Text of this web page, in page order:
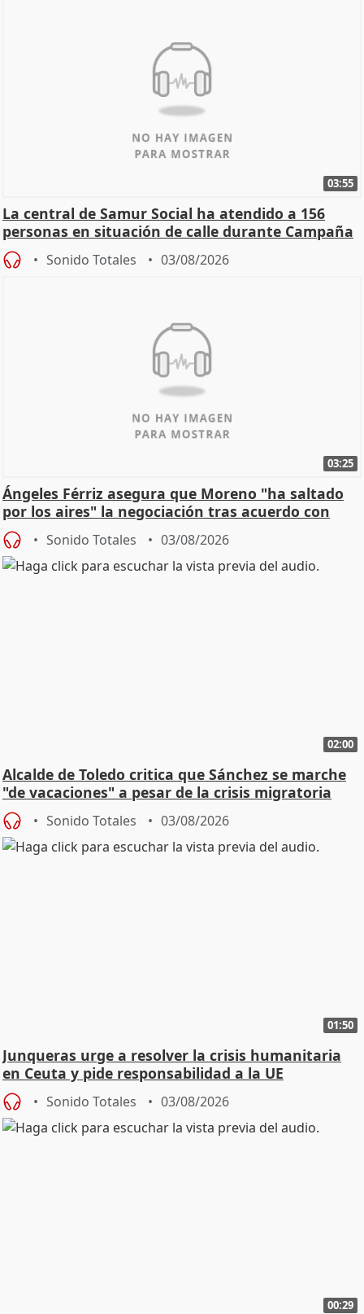
03:55
La central de Samur Social ha atendido a 156
personas en situación de calle durante Campaña
de Calor
Sonido Totales 03/08/2026
03:25
Ángeles Férriz asegura que Moreno "ha saltado
por los aires" la negociación tras acuerdo con
SMA
Sonido Totales 03/08/2026
02:00
Alcalde de Toledo critica que Sánchez se marche
"de vacaciones" a pesar de la crisis migratoria
Sonido Totales 03/08/2026
01:50
Junqueras urge a resolver la crisis humanitaria
en Ceuta y pide responsabilidad a la UE
Sonido Totales 03/08/2026
00:29